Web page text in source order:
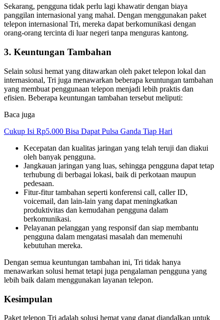
Sekarang, pengguna tidak perlu lagi khawatir dengan biaya
panggilan internasional yang mahal. Dengan menggunakan paket
telepon internasional Tri, mereka dapat berkomunikasi dengan
orang-orang tercinta di luar negeri tanpa menguras kantong.
3. Keuntungan Tambahan
Selain solusi hemat yang ditawarkan oleh paket telepon lokal dan
internasional, Tri juga menawarkan beberapa keuntungan tambahan
yang membuat penggunaan telepon menjadi lebih praktis dan
efisien. Beberapa keuntungan tambahan tersebut meliputi:
Baca juga
Cukup Isi Rp5.000 Bisa Dapat Pulsa Ganda Tiap Hari
Kecepatan dan kualitas jaringan yang telah teruji dan diakui
oleh banyak pengguna.
Jangkauan jaringan yang luas, sehingga pengguna dapat tetap
terhubung di berbagai lokasi, baik di perkotaan maupun
pedesaan.
Fitur-fitur tambahan seperti konferensi call, caller ID,
voicemail, dan lain-lain yang dapat meningkatkan
produktivitas dan kemudahan pengguna dalam
berkomunikasi.
Pelayanan pelanggan yang responsif dan siap membantu
pengguna dalam mengatasi masalah dan memenuhi
kebutuhan mereka.
Dengan semua keuntungan tambahan ini, Tri tidak hanya
menawarkan solusi hemat tetapi juga pengalaman pengguna yang
lebih baik dalam menggunakan layanan telepon.
Kesimpulan
Paket telepon Tri adalah solusi hemat yang dapat diandalkan untuk